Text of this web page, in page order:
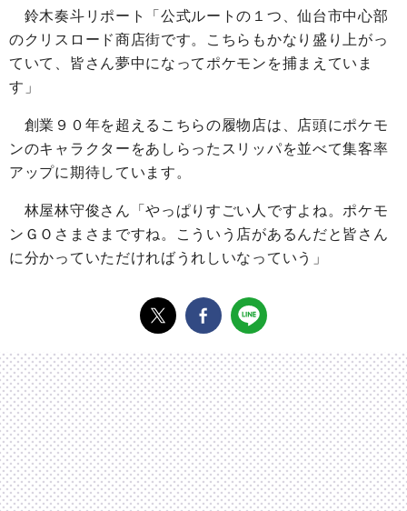
鈴木奏斗リポート「公式ルートの１つ、仙台市中心部
のクリスロード商店街です。こちらもかなり盛り上がっ
ていて、皆さん夢中になってポケモンを捕まえていま
す」
創業９０年を超えるこちらの履物店は、店頭にポケモ
ンのキャラクターをあしらったスリッパを並べて集客率
アップに期待しています。
林屋林守俊さん「やっぱりすごい人ですよね。ポケモ
ンＧＯさまさまですね。こういう店があるんだと皆さん
に分かっていただければうれしいなっていう」